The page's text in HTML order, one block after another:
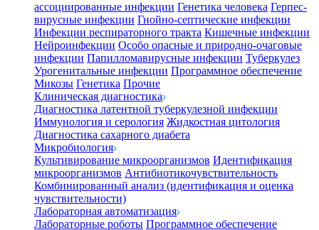
ассоциированные инфекции Генетика человека Герпес-
вирусные инфекции Гнойно-септические инфекции
Инфекции респираторного тракта Кишечные инфекции
Нейроинфекции Особо опасные и природно-очаговые
инфекции Папилломавирусные инфекции Туберкулез
Урогенитальные инфекции Программное обеспечение
Микозы Генетика Прочие
Клиническая диагностика
Диагностика латентной туберкулезной инфекции
Иммунология и серология Жидкостная цитология
Диагностика сахарного диабета
Микробиология
Культивирование микроорганизмов Идентификация
микроорганизмов Антибиотикочувствительность
Комбинированный анализ (идентификация и оценка
чувствительности)
Лабораторная автоматизация
Лабораторные роботы Программное обеспечение